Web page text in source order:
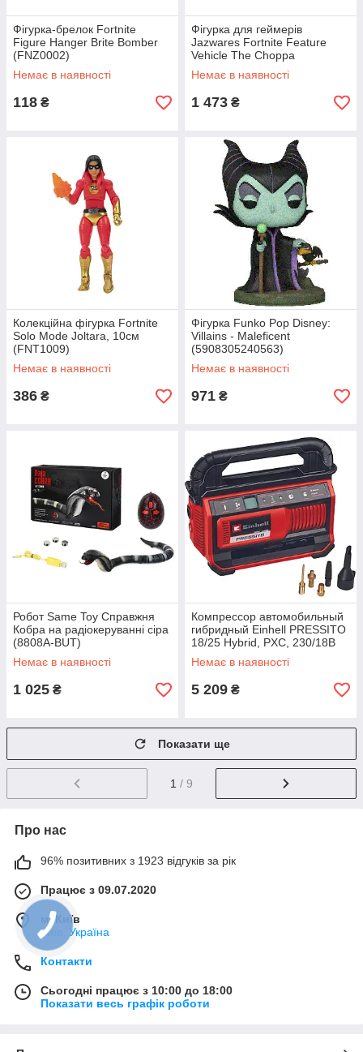
Фігурка-брелок Fortnite
Figure Hanger Brite Bomber
(FNZ0002)
Немає в наявності
118 ₴
Фігурка для геймерів
Jazwares Fortnite Feature
Vehicle The Choppa
(FNT0653)
Немає в наявності
1 473 ₴
Колекційна фігурка Fortnite
Solo Mode Joltara, 10см
(FNT1009)
Немає в наявності
386 ₴
Фігурка Funko Pop Disney:
Villains - Maleficent
(5908305240563)
Немає в наявності
971 ₴
Робот Same Toy Справжня
Кобра на радіокеруванні сіра
(8808A-BUT)
Немає в наявності
1 025 ₴
Компрессор автомобильный
гибридный Einhell PRESSITO
18/25 Hybrid, PXC, 230/18В
(4020430)
Немає в наявності
5 209 ₴
Показати ще
1 / 9
Про нас
96% позитивних з 1923 відгуків за рік
Працює з 09.07.2020
м. Київ
Київ, Україна
Контакти
Сьогодні працює з 10:00 до 18:00
Показати весь графік роботи